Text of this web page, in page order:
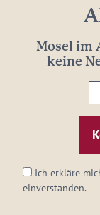
Mosel im
keine
E-
Ich erkläre
einverstanden.